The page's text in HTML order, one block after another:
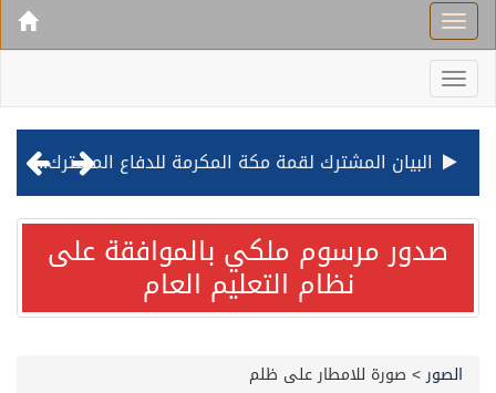
البيان المشترك لقمة مكة المكرمة للدفاع المشترك بين المملكة وتركيا وباكستان
قيادة القوات المشتركة للتحالف: نفذنا عملية رد عسكري متناسبة لأهداف عسكرية مشروعة تابعة للمليشيا الحوثية الإرهابية في محافظة الحديدة
صدور مرسوم ملكي بالموافقة على
نظام التعليم العام
الصور> صورة للامطار على ظلم